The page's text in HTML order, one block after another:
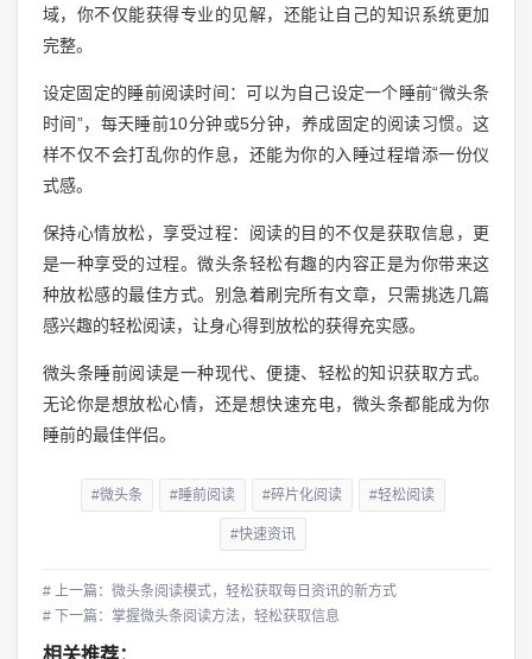
域，你不仅能获得专业的见解，还能让自己的知识系统更加
完整。
设定固定的睡前阅读时间：可以为自己设定一个睡前“微头条
时间”，每天睡前10分钟或5分钟，养成固定的阅读习惯。这
样不仅不会打乱你的作息，还能为你的入睡过程增添一份仪
式感。
保持心情放松，享受过程：阅读的目的不仅是获取信息，更
是一种享受的过程。微头条轻松有趣的内容正是为你带来这
种放松感的最佳方式。别急着刷完所有文章，只需挑选几篇
感兴趣的轻松阅读，让身心得到放松的获得充实感。
微头条睡前阅读是一种现代、便捷、轻松的知识获取方式。
无论你是想放松心情，还是想快速充电，微头条都能成为你
睡前的最佳伴侣。
#微头条 #睡前阅读 #碎片化阅读 #轻松阅读
#快速资讯
# 上一篇：微头条阅读模式，轻松获取每日资讯的新方式
# 下一篇：掌握微头条阅读方法，轻松获取信息